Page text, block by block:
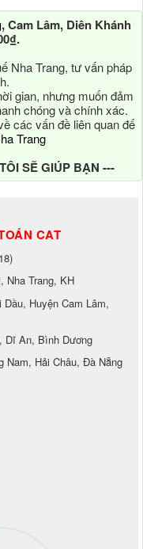
, Cam Lâm, Diên Khánh
Nha Trang, tư vấn pháp
gian, nhưng muốn đảm
chóng và chính xác.
các vấn đề liên quan đế
Trang
SẼ GIÚP BẠN ---
CAT
Nha Trang, KH
Huyện Cam Lâm,
Dĩ An, Bình Dương
Nam, Hải Châu, Đà Nẵng